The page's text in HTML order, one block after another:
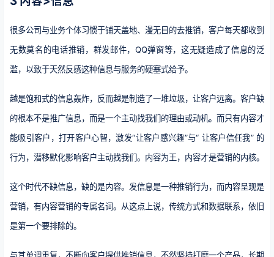
很多公司与业务个体习惯于铺天盖地、漫无目的去推销，客户每天都收到
无数莫名的电话推销，群发邮件，QQ弹窗等，这无疑造成了信息的泛
滥，以致于天然反感这种信息与服务的硬塞式给予。
越是饱和式的信息轰炸，反而越是制造了一堆垃圾，让客户远离。客户缺
的根本不是推广信息，而是一个主动找我们的理由或动机。而只有内容才
能吸引客户，打开客户心智，激发“让客户感兴趣”与“ 让客户信任我” 的
行为，潜移默化影响客户主动找我们。内容为王，内容才是营销的内核。
这个时代不缺信息，缺的是内容。发信息是一种推销行为，而内容呈现是
营销，有内容营销的专属名词。从这点上说，传统方式和数据联系，依旧
是第一个要排除的。